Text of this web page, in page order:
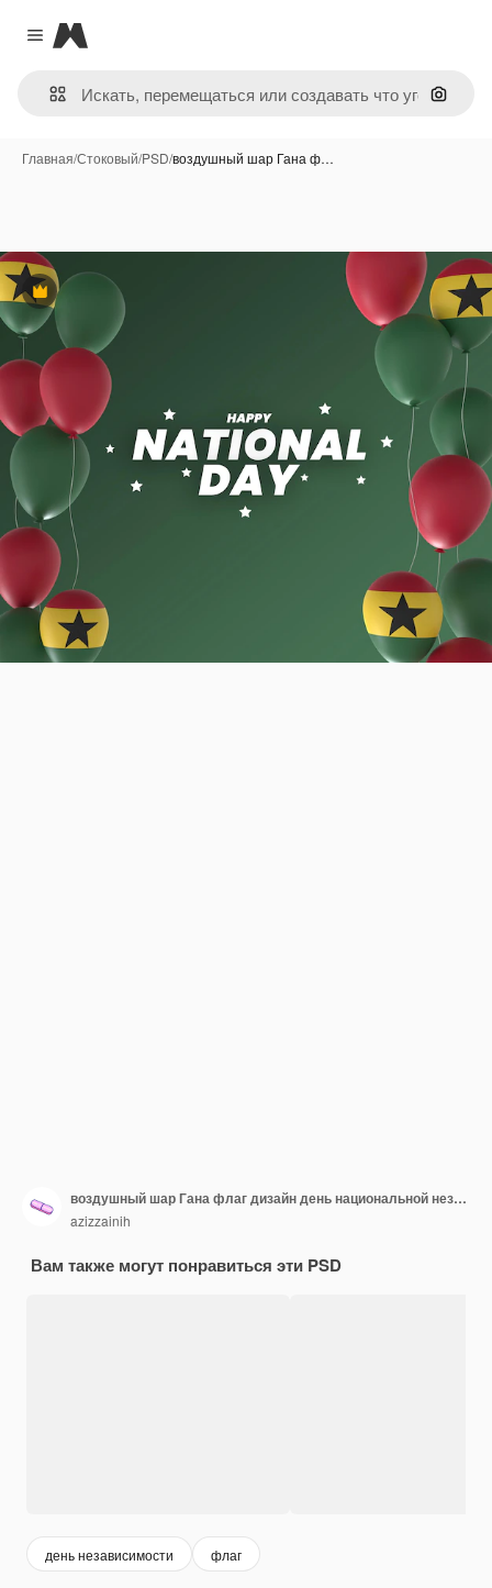
Close menu
Magnific
Поиск
Главная/Стоковый/PSD/воздушный шар Гана ф…
Премиум
воздушный шар Гана флаг дизайн день национальной независимости баннер редактируемый текст и фон
azizzainih
Вам также могут понравиться эти PSD
день независимости флаг